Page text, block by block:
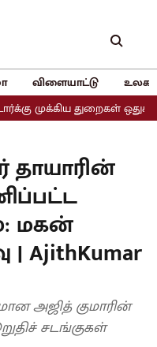
விளையாட்டு
துறைகள் ஒதுக்கீடு
தாயாரின்
மகன்
| AjithKumar
அஜித் குமாரின்
சடங்குகள்